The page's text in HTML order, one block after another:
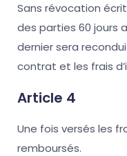
Sans révocation
des parties 60 jours
dernier sera
contrat et les frais
Article 4
Une fois versés les
remboursés.